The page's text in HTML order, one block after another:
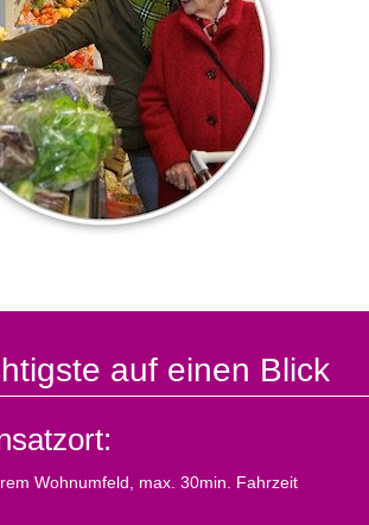
auf einen Blick
Wohnumfeld, max. 30min. Fahrzeit